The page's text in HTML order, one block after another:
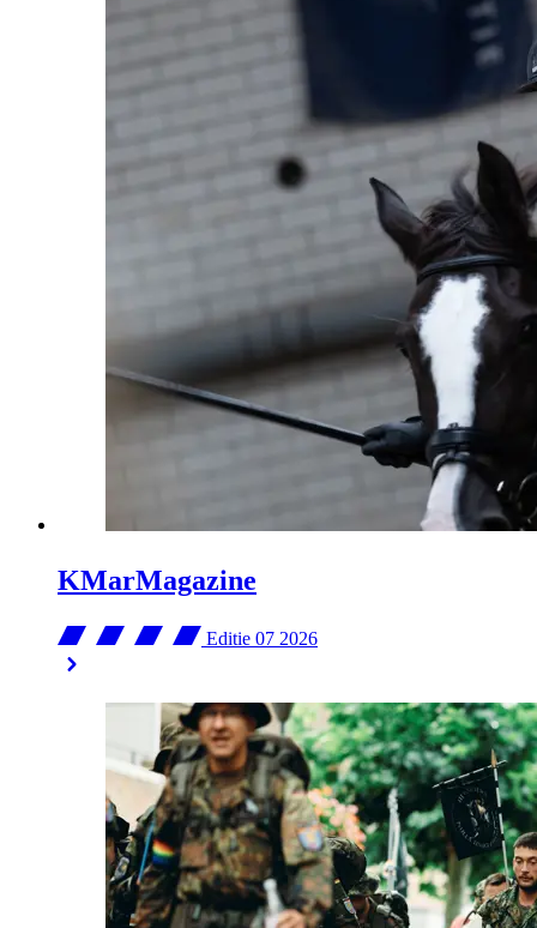
KMarMagazine
Editie 07 2026